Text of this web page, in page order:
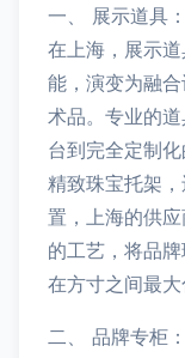
一、 展示道具
在上海，展示
能，演变为融
术品。专业的
台到完全定制
精致珠宝托架
置，上海的供
的工艺，将品
在方寸之间最大
二、 品牌专柜